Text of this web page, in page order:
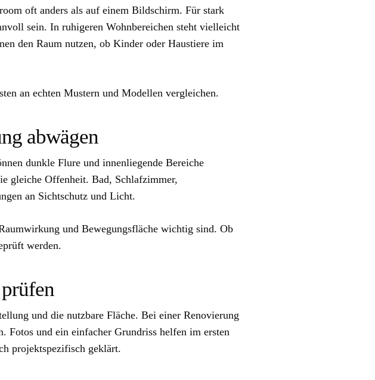
oft anders als auf einem Bildschirm. Für stark
sein. In ruhigeren Wohnbereichen steht vielleicht
den Raum nutzen, ob Kinder oder Haustiere im
an echten Mustern und Modellen vergleichen.
abwägen
dunkle Flure und innenliegende Bereiche
gleiche Offenheit. Bad, Schlafzimmer,
an Sichtschutz und Licht.
und Bewegungsfläche wichtig sind. Ob
werden.
und die nutzbare Fläche. Bei einer Renovierung
Fotos und ein einfacher Grundriss helfen im ersten
projektspezifisch geklärt.